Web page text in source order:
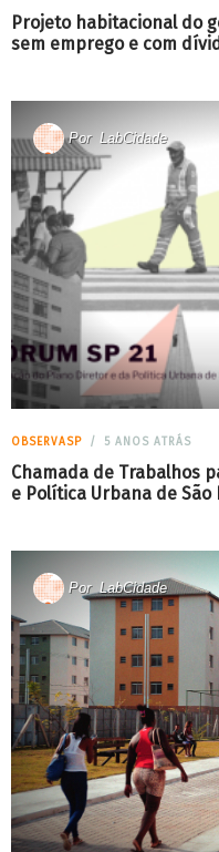
Projeto habitacional do
sem emprego e com
Por LabCidade
OBSERVASP 5 ANOS ATRÁS
Chamada de Trabalhos
e Política Urbana de São
PorLabCidade